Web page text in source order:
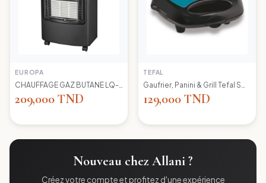
EUROPA
209,000 TND
TEFAL
129,000 TND
Nouveau chez Allani ?
Créez votre compte et profitez d'une expérience